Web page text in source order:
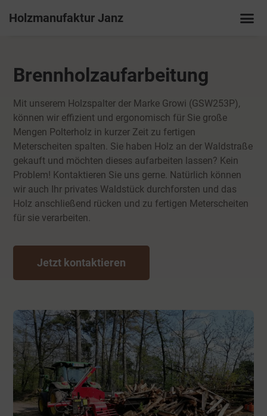
Holzmanufaktur Janz
Brennholzaufarbeitung
Mit unserem Holzspalter der Marke Growi (GSW253P),
können wir effizient und ergonomisch für Sie große
Mengen Polterholz in kurzer Zeit zu fertigen
Meterscheiten spalten. Sie haben Holz an der Waldstraße
gekauft und möchten dieses aufarbeiten lassen? Kein
Problem! Kontaktieren Sie uns gerne. Natürlich können
wir auch Ihr privates Waldstück durchforsten und das
Holz anschließend rücken und zu fertigen Meterscheiten
für sie verarbeiten.
Jetzt kontaktieren